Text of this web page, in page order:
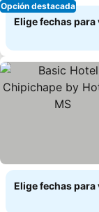
Opción destacada
Elige fechas
Elige fechas